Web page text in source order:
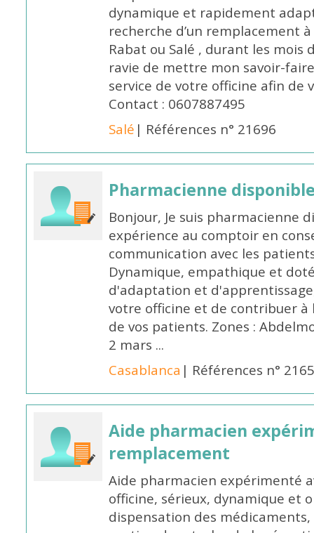
dynamique et rapidement
recherche d’un remplacement
Rabat ou Salé , durant les mois
ravie de mettre mon savoir-
service de votre officine afin de
Contact : 0607887495
Salé | Références n° 21696
Pharmacienne
Bonjour, Je suis pharmacienne
expérience au comptoir en
communication avec les
Dynamique, empathique et
d'adaptation et
votre officine et de contribuer
de vos patients. Zones :
2 mars ...
Casablanca | Références n°
Aide pharmacien
remplacement
Aide pharmacien expérimenté
officine, sérieux, dynamique et
dispensation des